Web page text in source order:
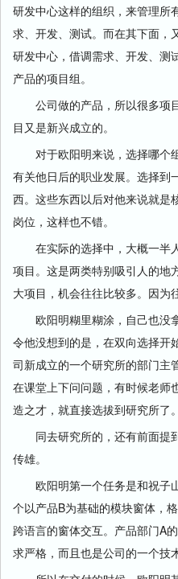
研发中心这样的组织，来管理所
求、开发、测试。而在其下面，
研发中心，借调需求、开发、测
产品的项目组。
公司做的产品，所以很多项
目又是新兴成立的。
对于欧阳明来说，选择哪个
有关他日后的职业发展。选择到
西。这些东西以后对他来说就是
岗位，这样也不错。
在实际的选择中，大概一半
项目。这是两类特别吸引人的地
大项目，机会往往比较多。因为
欧阳明糊里糊涂，自己也没拿
令他没想到的是，在双向选择开
司新成立的一个研究所的部门主
在课堂上下问问题，有时候老师
造之才，就直接选拔到研究所了。
同去研究所的，还有前面提
传雄。
欧阳明第一个任务是和祝子
个以产品B为基础的模块窗体，
跨语言的窗体交互。产品部门A
求严格，而且也是公司的一个技